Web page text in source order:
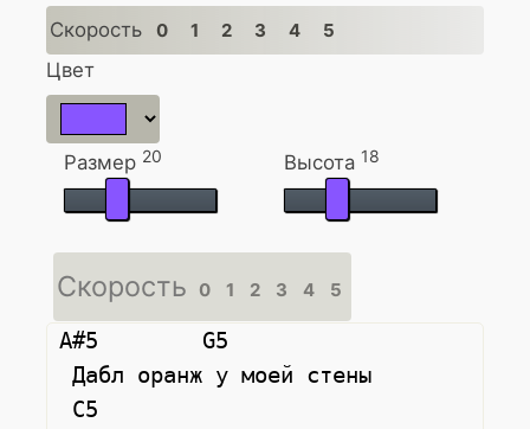
Скорость
0 1 2 3 4 5
Цвет
Размер 20 Высота 18
Скорость 0 1 2 3 4 5
A#5        G5
Дабл оранж у моей стены